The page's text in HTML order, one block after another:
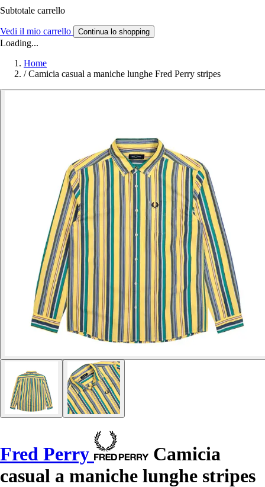
Subtotale carrello
Vedi il mio carrello Continua lo shopping
Loading...
Home
/ Camicia casual a maniche lunghe Fred Perry stripes
Fred Perry
Camicia
casual a maniche lunghe stripes